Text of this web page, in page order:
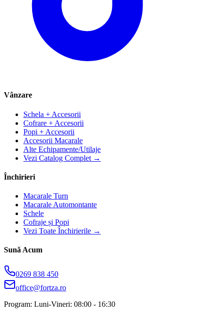
Vânzare
Schela + Accesorii
Cofrare + Accesorii
Popi + Accesorii
Accesorii Macarale
Alte Echipamente/Utilaje
Vezi Catalog Complet →
Închirieri
Macarale Turn
Macarale Automontante
Schele
Cofraje și Popi
Vezi Toate Închirierile →
Sună Acum
0269 838 450
office@fortza.ro
Program: Luni-Vineri: 08:00 - 16:30